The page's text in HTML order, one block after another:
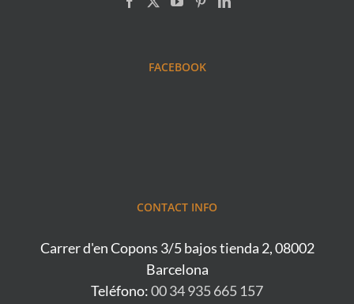
FACEBOOK
CONTACT INFO
Carrer d'en Copons 3/5 bajos tienda 2, 08002
Barcelona
Teléfono:00 34 935 665 157